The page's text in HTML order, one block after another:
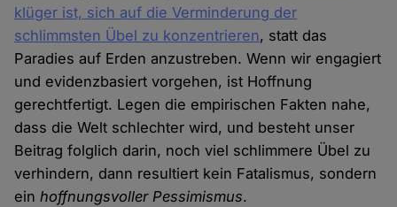
klüger ist, sich auf die Verminderung der
schlimmsten Übel zu konzentrieren, statt das
Paradies auf Erden anzustreben. Wenn wir engagiert
und evidenzbasiert vorgehen, ist Hoffnung
gerechtfertigt. Legen die empirischen Fakten nahe,
dass die Welt schlechter wird, und besteht unser
Beitrag folglich darin, noch viel schlimmere Übel zu
verhindern, dann resultiert kein Fatalismus, sondern
ein hoffnungsvoller Pessimismus.